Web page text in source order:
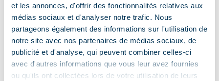
et les annonces, d'offrir des fonctionnalités relatives aux
médias sociaux et d'analyser notre trafic. Nous
partageons également des informations sur l'utilisation de
notre site avec nos partenaires de médias sociaux, de
publicité et d'analyse, qui peuvent combiner celles-ci
avec d'autres informations que vous leur avez fournies
ou qu'ils ont collectées lors de votre utilisation de leurs
Location de matériel de sport
Voir plus
VTT Enduro
Voir plus